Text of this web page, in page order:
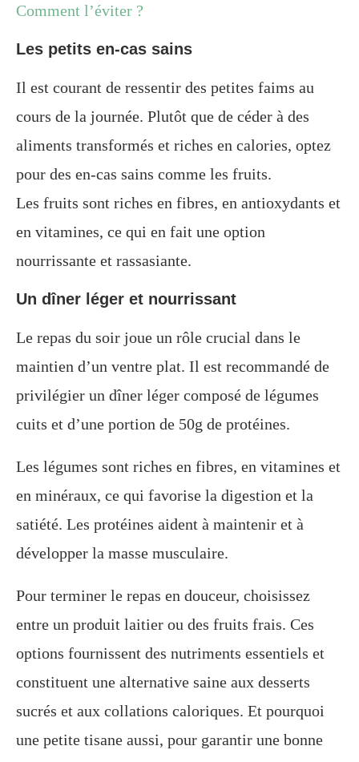
Comment l’éviter ?
Les petits en-cas sains
Il est courant de ressentir des petites faims au
cours de la journée. Plutôt que de céder à des
aliments transformés et riches en calories, optez
pour des en-cas sains comme les fruits.
Les fruits sont riches en fibres, en antioxydants et
en vitamines, ce qui en fait une option
nourrissante et rassasiante.
Un dîner léger et nourrissant
Le repas du soir joue un rôle crucial dans le
maintien d’un ventre plat. Il est recommandé de
privilégier un dîner léger composé de légumes
cuits et d’une portion de 50g de protéines.
Les légumes sont riches en fibres, en vitamines et
en minéraux, ce qui favorise la digestion et la
satiété. Les protéines aident à maintenir et à
développer la masse musculaire.
Pour terminer le repas en douceur, choisissez
entre un produit laitier ou des fruits frais. Ces
options fournissent des nutriments essentiels et
constituent une alternative saine aux desserts
sucrés et aux collations caloriques. Et pourquoi
une petite tisane aussi, pour garantir une bonne